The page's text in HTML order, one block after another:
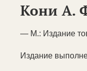
Кони А.
— М.: Издание
Издание